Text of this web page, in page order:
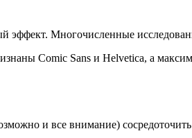
Многочисленные
Comic Sans и Helvetica, а
и все внимание)